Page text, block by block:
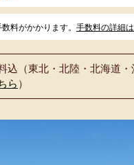
数料がかかります。 手数料の詳細
込（東北・北陸・北海道・
ら ）